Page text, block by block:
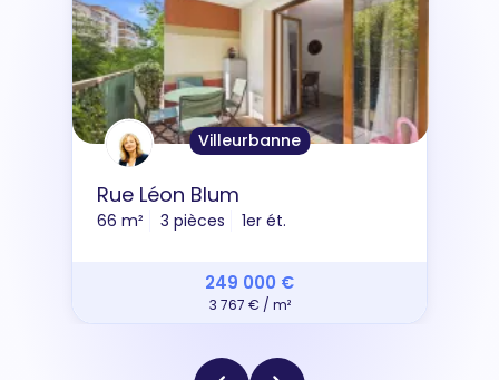
Villeurbanne
Rue Léon Blum
66 m² 3 pièces 1er ét.
249 000 €
3 767 € / m²